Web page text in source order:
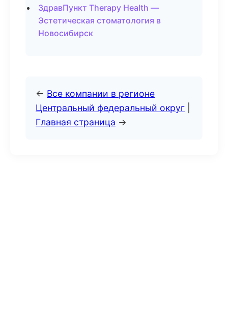
ЗдравПункт Therapy Health —
Эстетическая стоматология в
Новосибирск
← Все компании в регионе
Центральный федеральный округ
Главная страница →